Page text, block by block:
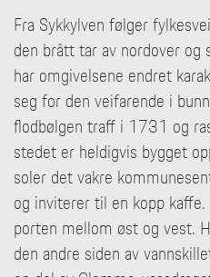
Fra Sykkylven følger
den brått tar av nordover og
har omgivelsene endret
seg for den veifarende i
flodbølgen traff i 1731 og
stedet er heldigvis bygget
soler det vakre
og inviterer til en kopp
porten mellom øst og vest.
den andre siden av